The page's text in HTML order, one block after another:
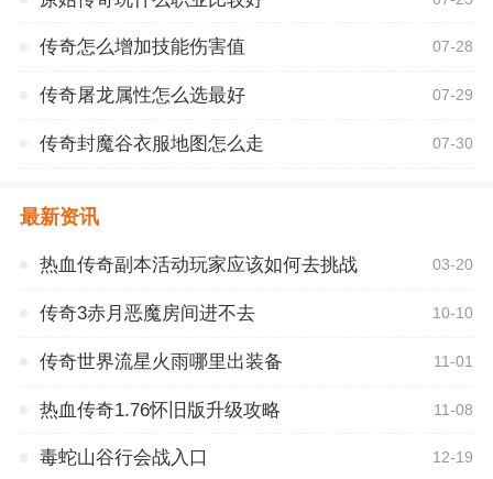
传奇怎么增加技能伤害值 07-28
传奇屠龙属性怎么选最好 07-29
传奇封魔谷衣服地图怎么走 07-30
最新资讯
热血传奇副本活动玩家应该如何去挑战 03-20
传奇3赤月恶魔房间进不去 10-10
传奇世界流星火雨哪里出装备 11-01
热血传奇1.76怀旧版升级攻略 11-08
毒蛇山谷行会战入口 12-19